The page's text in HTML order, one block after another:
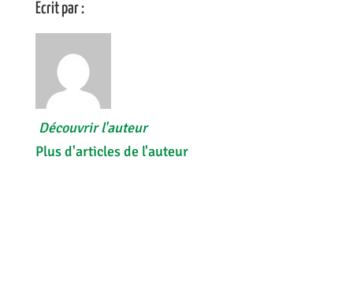
Ecrit par :
Découvrir l'auteur
Plus d'articles de l'auteur